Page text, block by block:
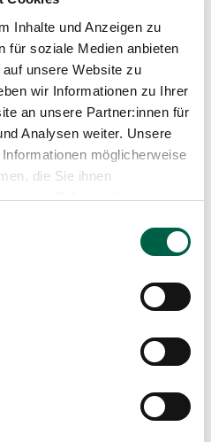
Inhalte und Anzeigen zu
für soziale Medien anbieten
unsere Website zu
wir Informationen zu Ihrer
an unsere Partner:innen für
Analysen weiter. Unsere
möglicherweise
die Sie ihnen
sie im Rahmen Ihrer